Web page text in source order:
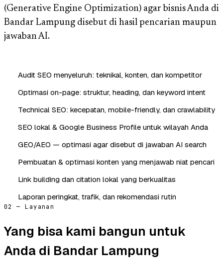
(Generative Engine Optimization) agar bisnis Anda di
Bandar Lampung disebut di hasil pencarian maupun
jawaban AI.
Audit SEO menyeluruh: teknikal, konten, dan kompetitor
Optimasi on-page: struktur, heading, dan keyword intent
Technical SEO: kecepatan, mobile-friendly, dan crawlability
SEO lokal & Google Business Profile untuk wilayah Anda
GEO/AEO — optimasi agar disebut di jawaban AI search
Pembuatan & optimasi konten yang menjawab niat pencari
Link building dan citation lokal yang berkualitas
Laporan peringkat, trafik, dan rekomendasi rutin
02 — Layanan
Yang bisa kami bangun untuk
Anda di Bandar Lampung